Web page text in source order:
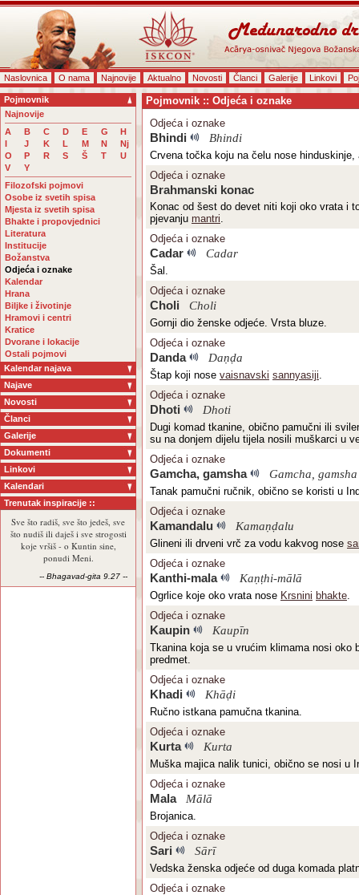
Naslovnica O nama Najnovije Aktualno Novosti Članci Galerije Linkovi
Pojmovnik
Najnovije
A
B C D E G
H
I
J K L M N
Nj
O
P R S Š T
U
V
Y
Filozofski pojmovi
Osobe iz svetih spisa
Mjesta iz svetih spisa
Bhakte i propovjednici
Literatura
Institucije
Božanstva
Odjeća i oznake
Kalendar
Hrana
Biljke i životinje
Hramovi i centri
Kratice
Dvorane i lokacije
Ostali pojmovi
Kalendar najava
Najave
Novosti
Članci
Galerije
Dokumenti
Linkovi
Kalendari
Trenutak inspiracije ::
Sve što radiš, sve što jedeš, sve
što nudiš ili daješ i sve strogosti
koje vršiš - o Kuntin sine,
ponudi Meni.
-- Bhagavad-gita 9.27 --
Pojmovnik :: Odjeća i oznake
Odjeća i oznake
Bhindi Bhindi
Crvena točka koju na čelu nose
Odjeća i oznake
Brahmanski konac
Konac od šest do devet niti koji oko vrata i
pjevanju mantri.
Odjeća i oznake
Cadar Cadar
Šal.
Odjeća i oznake
Choli Choli
Gornji dio ženske odjeće. Vrsta bluze.
Odjeća i oznake
Danda Daṇḍa
Štap koji nose vaisnavski sannyasiji.
Odjeća i oznake
Dhoti Dhoti
Dugi komad tkanine, obično pamučni ili
su na donjem dijelu tijela nosili muškarci u
Odjeća i oznake
Gamcha, gamsha Gamcha, gamsha
Tanak pamučni ručnik, obično se koristi u
Odjeća i oznake
Kamandalu Kamaṇḍalu
Glineni ili drveni vrč za vodu kakvog nose
Odjeća i oznake
Kanthi-mala Kaṇṭhi-mālā
Ogrlice koje oko vrata nose Krsnini bhakte.
Odjeća i oznake
Kaupin Kaupīn
Tkanina koja se u vrućim klimama nosi oko
predmet.
Odjeća i oznake
Khadi Khāḍi
Ručno istkana pamučna tkanina.
Odjeća i oznake
Kurta Kurta
Muška majica nalik tunici, obično se nosi u
Odjeća i oznake
Mala Mālā
Brojanica.
Odjeća i oznake
Sari Sārī
Vedska ženska odjeće od duga komada
Odjeća i oznake